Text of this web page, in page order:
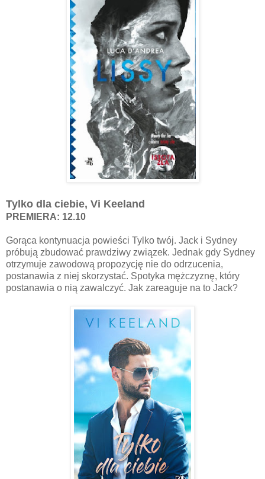
Tylko dla ciebie, Vi Keeland
PREMIERA: 12.10
Gorąca kontynuacja powieści Tylko twój. Jack i Sydney
próbują zbudować prawdziwy związek. Jednak gdy Sydney
otrzymuje zawodową propozycję nie do odrzucenia,
postanawia z niej skorzystać. Spotyka mężczyznę, który
postanawia o nią zawalczyć. Jak zareaguje na to Jack?